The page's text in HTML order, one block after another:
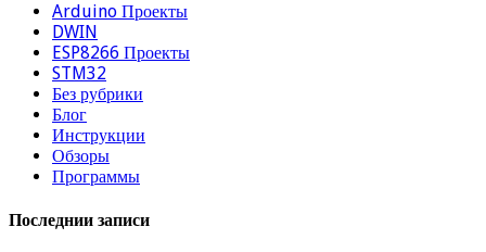
Arduino Проекты
DWIN
ESP8266 Проекты
STM32
Без рубрики
Блог
Инструкции
Обзоры
Программы
Последнии записи